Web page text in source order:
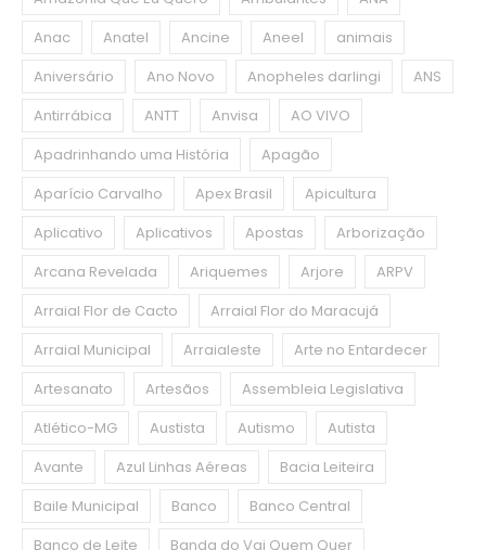
Anac
Anatel Ancine Aneel
animais
Aniversário
Ano Novo Anopheles darlingi
ANS
Antirrábica
ANTT Anvisa
AO VIVO
Apadrinhando uma História
Apagão
Aparício Carvalho
Apex Brasil
Apicultura
Aplicativo
Aplicativos Apostas
Arborização
Arcana Revelada
Ariquemes Arjore
ARPV
Arraial Flor de Cacto
Arraial Flor do Maracujá
Arraial Municipal
Arraialeste
Arte no Entardecer
Artesanato
Artesãos
Assembleia Legislativa
Atlético-MG
Austista Autismo
Autista
Avante
Azul Linhas Aéreas
Bacia Leiteira
Baile Municipal
Banco
Banco Central
Banco de Leite
Banda do Vai Quem Quer